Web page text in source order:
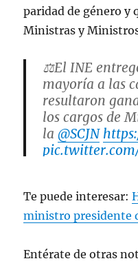
paridad de género y
Ministras y Ministros
⚖️El INE
mayoría a las
resultaron
los cargos de
la@SCJN
2025
Te puede interesar:
ministro presidente
Entérate de otras